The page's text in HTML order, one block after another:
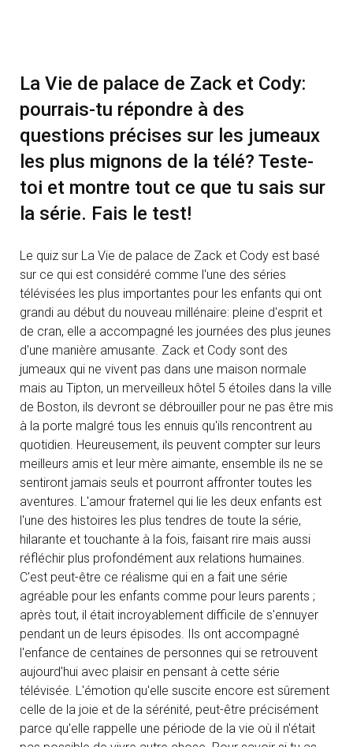
La Vie de palace de Zack et Cody:
pourrais-tu répondre à des
questions précises sur les jumeaux
les plus mignons de la télé? Teste-
toi et montre tout ce que tu sais sur
la série. Fais le test!
Le quiz sur La Vie de palace de Zack et Cody est basé
sur ce qui est considéré comme l'une des séries
télévisées les plus importantes pour les enfants qui ont
grandi au début du nouveau millénaire: pleine d'esprit et
de cran, elle a accompagné les journées des plus jeunes
d'une manière amusante. Zack et Cody sont des
jumeaux qui ne vivent pas dans une maison normale
mais au Tipton, un merveilleux hôtel 5 étoiles dans la ville
de Boston, ils devront se débrouiller pour ne pas être mis
à la porte malgré tous les ennuis qu'ils rencontrent au
quotidien. Heureusement, ils peuvent compter sur leurs
meilleurs amis et leur mère aimante, ensemble ils ne se
sentiront jamais seuls et pourront affronter toutes les
aventures. L'amour fraternel qui lie les deux enfants est
l'une des histoires les plus tendres de toute la série,
hilarante et touchante à la fois, faisant rire mais aussi
réfléchir plus profondément aux relations humaines.
C'est peut-être ce réalisme qui en a fait une série
agréable pour les enfants comme pour leurs parents ;
après tout, il était incroyablement difficile de s'ennuyer
pendant un de leurs épisodes. Ils ont accompagné
l'enfance de centaines de personnes qui se retrouvent
aujourd'hui avec plaisir en pensant à cette série
télévisée. L'émotion qu'elle suscite encore est sûrement
celle de la joie et de la sérénité, peut-être précisément
parce qu'elle rappelle une période de la vie où il n'était